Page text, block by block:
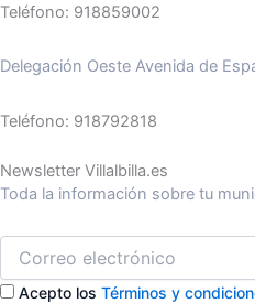
Teléfono: 918859002
Delegación Oeste Avenida de
Teléfono: 918792818
Newsletter Villalbilla.es
Toda la información sobre tu
Acepto los Términos y